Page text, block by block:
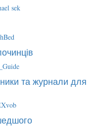
sek
та журнали для